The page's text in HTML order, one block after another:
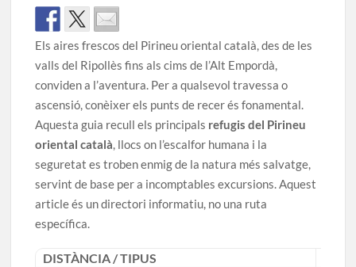
Els aires frescos del Pirineu oriental català, des de les
valls del Ripollès fins als cims de l’Alt Empordà,
conviden a l’aventura. Per a qualsevol travessa o
ascensió, conèixer els punts de recer és fonamental.
Aquesta guia recull els principals refugis del Pirineu
oriental català, llocs on l’escalfor humana i la
seguretat es troben enmig de la natura més salvatge,
servint de base per a incomptables excursions. Aquest
article és un directori informatiu, no una ruta
específica.
DISTÀNCIA / TIPUS